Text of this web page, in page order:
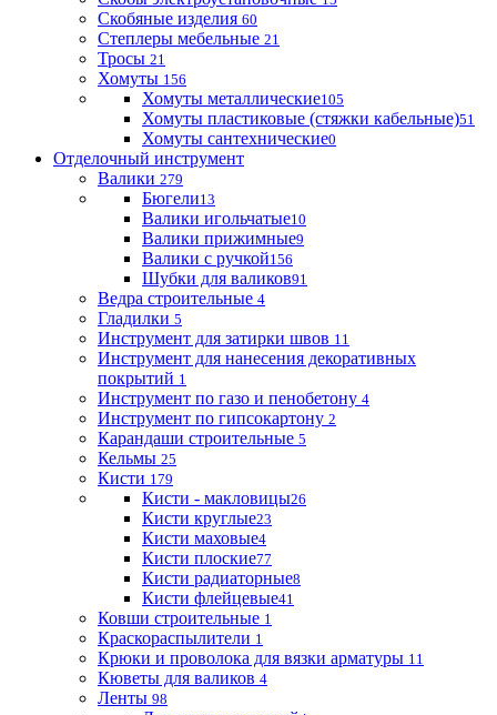
Скобяные изделия 60
Степлеры мебельные 21
Тросы 21
Хомуты 156
Хомуты металлические105
Хомуты пластиковые (стяжки кабельные)51
Хомуты сантехнические0
Отделочный инструмент
Валики 279
Бюгели13
Валики игольчатые10
Валики прижимные9
Валики с ручкой156
Шубки для валиков91
Ведра строительные 4
Гладилки 5
Инструмент для затирки швов 11
Инструмент для нанесения декоративных
покрытий 1
Инструмент по газо и пенобетону 4
Инструмент по гипсокартону 2
Карандаши строительные 5
Кельмы 25
Кисти 179
Кисти - макловицы26
Кисти круглые23
Кисти маховые4
Кисти плоские77
Кисти радиаторные8
Кисти флейцевые41
Ковши строительные 1
Краскораспылители 1
Крюки и проволока для вязки арматуры 11
Кюветы для валиков 4
Ленты 98